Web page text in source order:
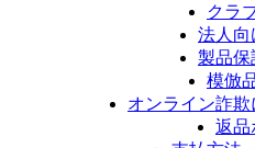
クラ
法人向
製品保
模倣
オンライン詐
返品